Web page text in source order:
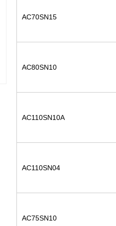
AC70SN15
AC80SN10
AC110SN10A
AC110SN04
AC75SN10